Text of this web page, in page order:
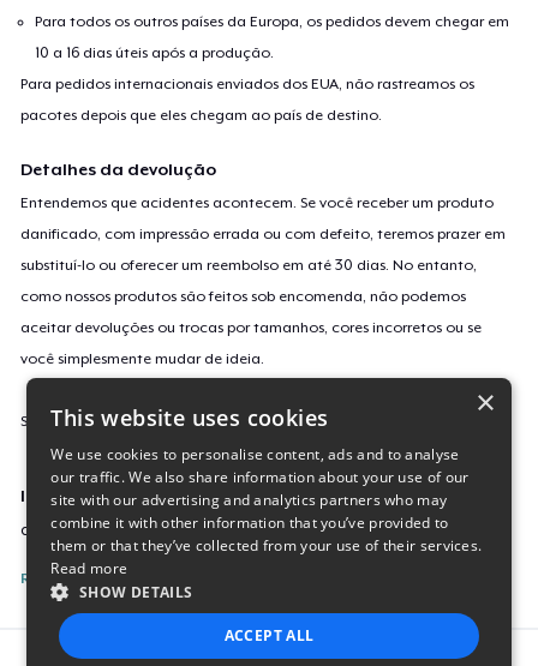
Para todos os outros países da Europa, os pedidos devem chegar em
10 a 16 dias úteis após a produção.
Para pedidos internacionais enviados dos EUA, não rastreamos os
pacotes depois que eles chegam ao país de destino.
Detalhes da devolução
Entendemos que acidentes acontecem. Se você receber um produto
danificado, com impressão errada ou com defeito, teremos prazer em
substituí-lo ou oferecer um reembolso em até 30 dias. No entanto,
como nossos produtos são feitos sob encomenda, não podemos
aceitar devoluções ou trocas por tamanhos, cores incorretos ou se
você simplesmente mudar de ideia.
Saiba mais sobre a nossa política de devolução
Identificação da campanha
audio-signals-stereotype
Reporte esta Campanha
×
This website uses cookies
We use cookies to personalise content, ads and to analyse
our traffic. We also share information about your use of our
site with our advertising and analytics partners who may
combine it with other information that you’ve provided to
them or that they’ve collected from your use of their services.
Read more
SHOW DETAILS
ACCEPT ALL